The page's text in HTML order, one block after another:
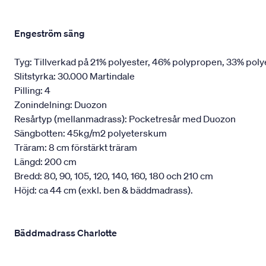
Engeström säng
Tyg: Tillverkad på 21% polyester, 46% polypropen, 33%
Slitstyrka: 30.000 Martindale
Pilling: 4
Zonindelning: Duozon
Resårtyp (mellanmadrass): Pocketresår med Duozon
Sängbotten: 45kg/m2 polyeterskum
Träram: 8 cm förstärkt träram
Längd: 200 cm
Bredd: 80, 90, 105, 120, 140, 160, 180 och 210 cm
Höjd: ca 44 cm (exkl. ben & bäddmadrass).
Bäddmadrass Charlotte